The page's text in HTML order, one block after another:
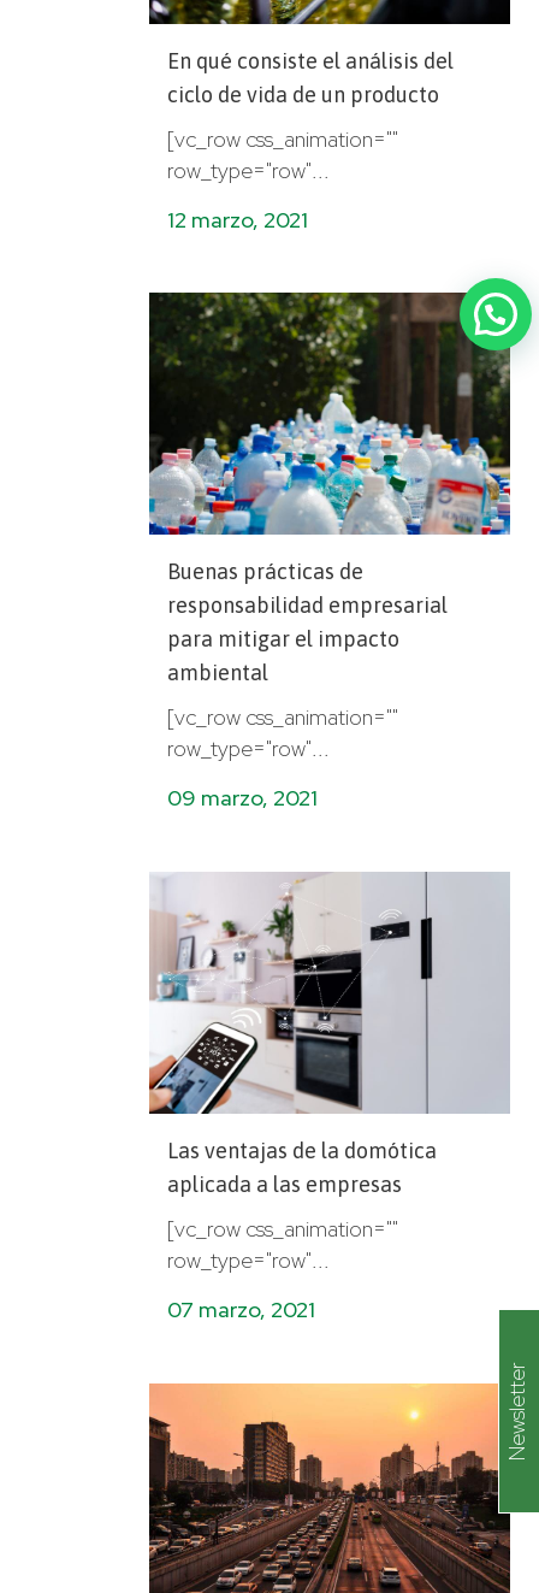
En qué consiste el análisis del
ciclo de vida de un producto
[vc_row css_animation=""
row_type="row"...
12 marzo, 2021
Buenas prácticas de
responsabilidad empresarial
para mitigar el impacto
ambiental
[vc_row css_animation=""
row_type="row"...
09 marzo, 2021
Las ventajas de la domótica
aplicada a las empresas
[vc_row css_animation=""
row_type="row"...
07 marzo, 2021
Newsletter